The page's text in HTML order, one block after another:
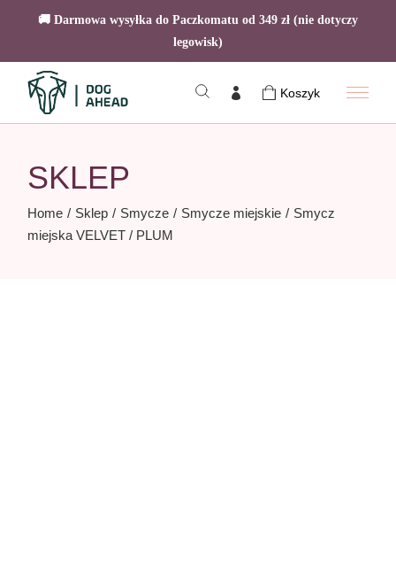
🚚 Darmowa wysyłka do Paczkomatu od 349 zł (nie dotyczy
legowisk)
content
Koszyk
SKLEP
Home Sklep Smycze Smycze miejskie
Smycz
miejska VELVET / PLUM